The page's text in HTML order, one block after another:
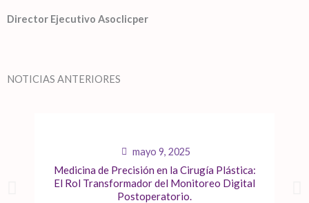
Director Ejecutivo Asoclicper
NOTICIAS ANTERIORES
mayo 9, 2025
Medicina de Precisión en la Cirugía Plástica:
El Rol Transformador del Monitoreo Digital
Postoperatorio.